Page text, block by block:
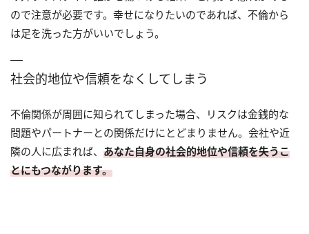
ので注意が必要です。幸せになりたいのであれば、不倫から
は足を洗った方がいいでしょう。
社会的地位や信頼をなくしてしまう
不倫関係が周囲に知られてしまった場合、リスクは金銭的な
問題やパートナーとの関係だけにとどまりません。会社や近
隣の人に広まれば、 あなた自身の社会的地位や信頼を失うこ
とにもつながります。